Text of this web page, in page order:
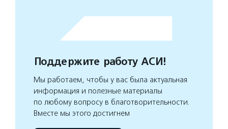
Поддержите работу АСИ!
Мы работаем, чтобы у вас была актуальная
информация и полезные материалы
по любому вопросу в благотворительности.
Вместе мы этого достигнем